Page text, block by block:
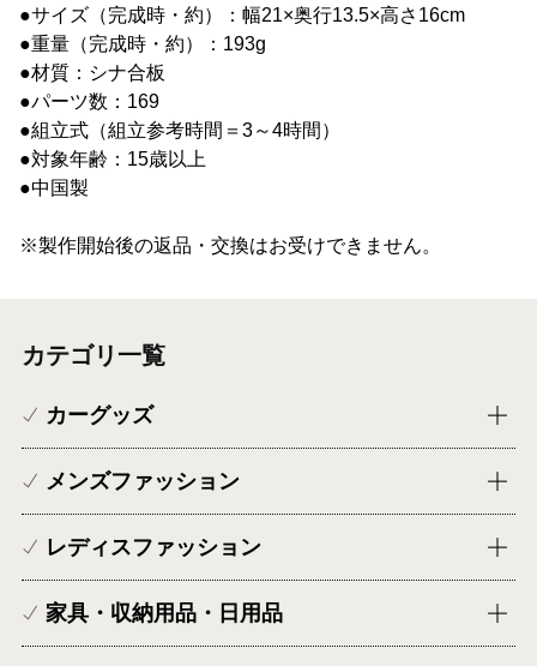
●サイズ（完成時・約）：幅21×奥行13.5×高さ16cm
●重量（完成時・約）：193g
●材質：シナ合板
●パーツ数：169
●組立式（組立参考時間＝3～4時間）
●対象年齢：15歳以上
●中国製
※製作開始後の返品・交換はお受けできません。
カテゴリ一覧
カーグッズ
メンズファッション
レディスファッション
家具・収納用品・日用品